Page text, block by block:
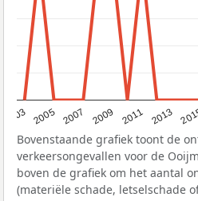
2003 2005 2007 2009 2011 2013
Bovenstaande grafiek toont de
verkeersongevallen voor de
boven de grafiek om het aantal
(materiële schade, letselschade